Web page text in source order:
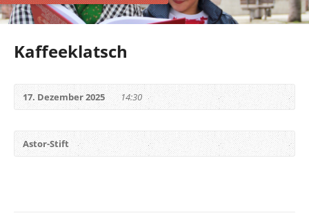
Kaffeeklatsch
17. Dezember 2025 14:30
Astor-Stift